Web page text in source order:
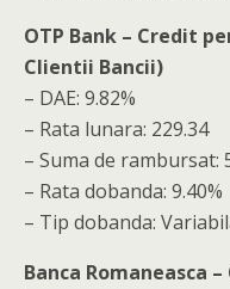
OTP Bank – Credit
Clientii Bancii)
– DAE: 9.82%
– Rata lunara: 229.34
– Suma de rambursat:
– Rata dobanda: 9.40%
– Tip dobanda:
Banca Romaneasca